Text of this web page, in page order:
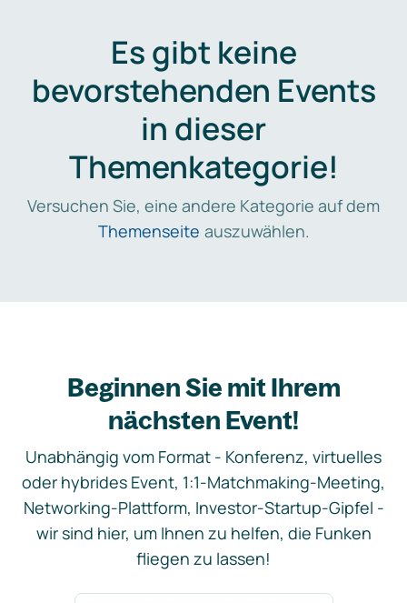
Es gibt keine
bevorstehenden Events
in dieser
Themenkategorie!
Versuchen Sie, eine andere Kategorie auf dem
Themenseite auszuwählen.
Beginnen Sie mit Ihrem
nächsten Event!
Unabhängig vom Format - Konferenz, virtuelles
oder hybrides Event, 1:1-Matchmaking-Meeting,
Networking-Plattform, Investor-Startup-Gipfel -
wir sind hier, um Ihnen zu helfen, die Funken
fliegen zu lassen!